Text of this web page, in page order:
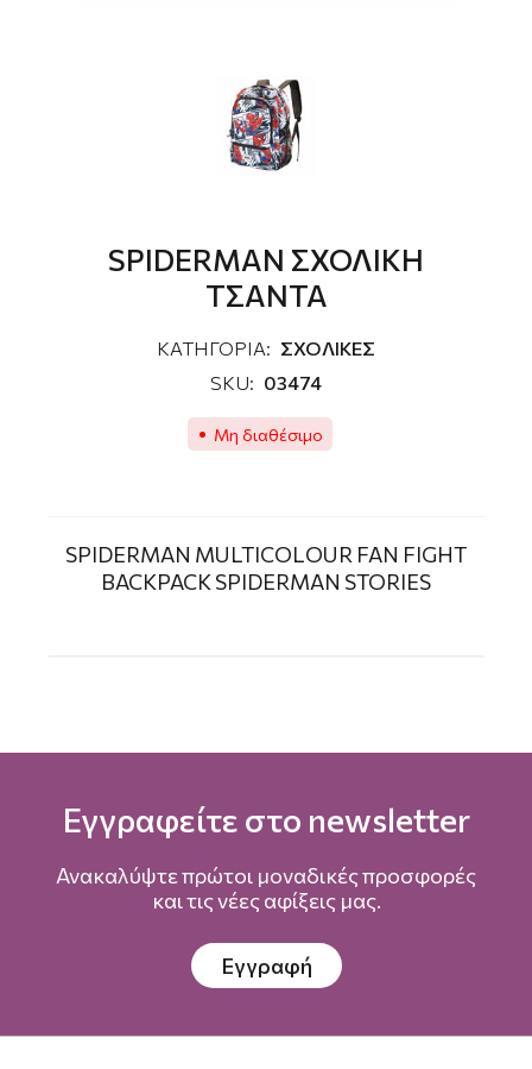
SPIDERMAN ΣΧΟΛΙΚΗ
ΤΣΑΝΤΑ
ΚΑΤΗΓΟΡΙΑ: ΣΧΟΛΙΚΕΣ
SKU: 03474
Μη διαθέσιμο
SPIDERMAN MULTICOLOUR FAN FIGHT
BACKPACK SPIDERMAN STORIES
Εγγραφείτε στο newsletter
Ανακαλύψτε πρώτοι μοναδικές προσφορές
και τις νέες αφίξεις μας.
Εγγραφή